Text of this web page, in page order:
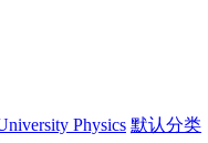
Physics 默认分类